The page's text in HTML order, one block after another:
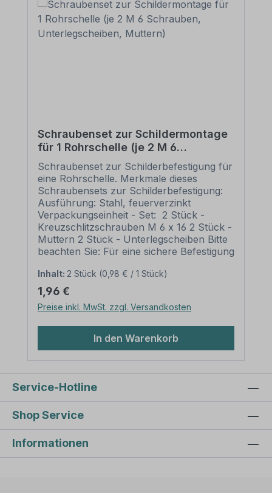
Schraubenset zur Schildermontage
für 1 Rohrschelle (je 2 M 6
Schrauben, Unterlegscheiben,
Muttern)
Schraubenset zur Schilderbefestigung für
eine Rohrschelle. Merkmale dieses
Schraubensets zur Schilderbefestigung:
Ausführung: Stahl, feuerverzinkt
Verpackungseinheit - Set: 2 Stück -
Kreuzschlitzschrauben M 6 x 16 2 Stück -
Muttern 2 Stück - Unterlegscheiben Bitte
beachten Sie: Für eine sichere Befestigung
mm werden zwei Rohrschellen und somit
auch zwei Schraubensätze benötigt.
Inhalt: 2 Stück (0,98 € / 1 Stück)
Regulärer Preis:
1,96 €
Preise inkl. MwSt. zzgl. Versandkosten
In den Warenkorb
Service-Hotline
Shop Service
Informationen